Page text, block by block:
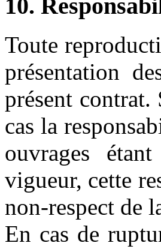
10.
Toute
présentation
présent contrat.
cas la
ouvrages
vigueur, cette
non-respect de
En cas de